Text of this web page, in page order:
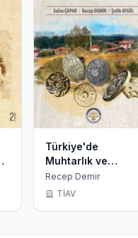
Türkiye'de
Muhtarlık ve
Mahalle Yönetimi
Recep Demir
TİAV